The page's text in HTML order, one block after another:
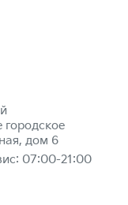
дом 6
07:00-21:00